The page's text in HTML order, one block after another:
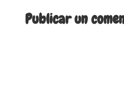
Publicar un